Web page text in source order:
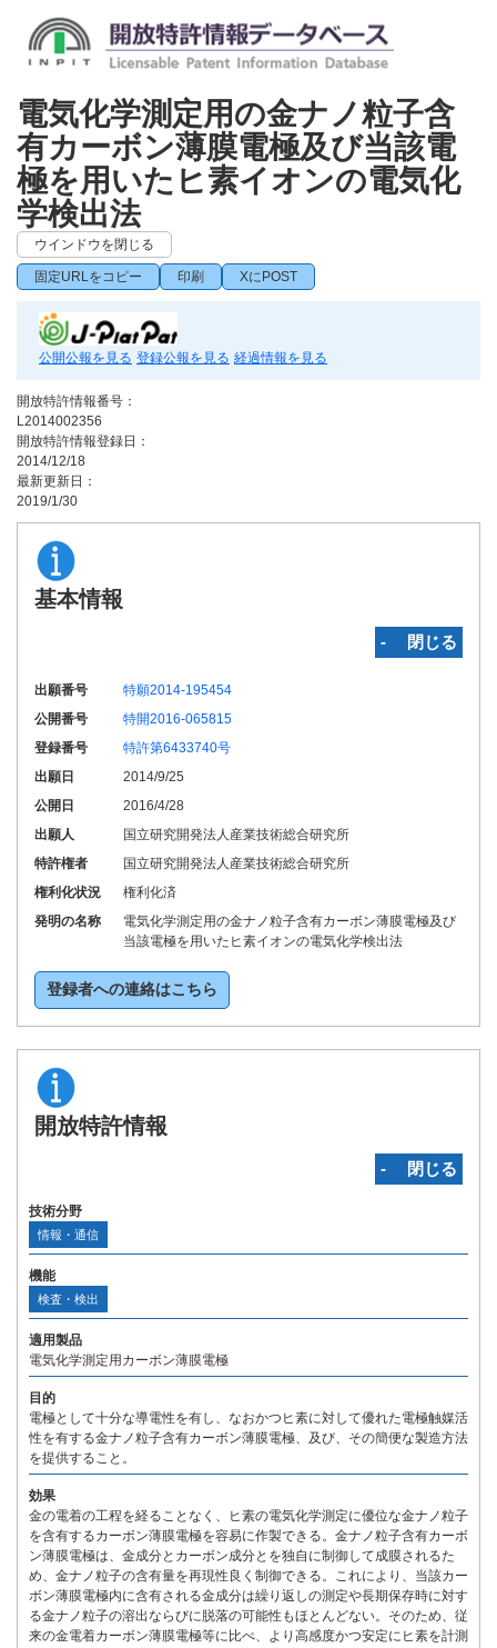
電気化学測定用の金ナノ粒子含
有カーボン薄膜電極及び当該電
極を用いたヒ素イオンの電気化
学検出法
ウインドウを閉じる
固定URLをコピー 印刷 XにPOST
公開公報を見る 登録公報を見る 経過情報を見る
開放特許情報番号：
L2014002356
開放特許情報登録日：
2014/12/18
最新更新日：
2019/1/30
基本情報
‐ 閉じる
出願番号
特願2014-195454
公開番号
特開2016-065815
登録番号
特許第6433740号
出願日
2014/9/25
公開日
2016/4/28
出願人
国立研究開発法人産業技術総合研究所
特許権者
国立研究開発法人産業技術総合研究所
権利化状況
権利化済
発明の名称
電気化学測定用の金ナノ粒子含有カーボン薄膜電極及び
当該電極を用いたヒ素イオンの電気化学検出法
登録者への連絡はこちら
開放特許情報
‐ 閉じる
技術分野
情報・通信
機能
検査・検出
適用製品
電気化学測定用カーボン薄膜電極
目的
電極として十分な導電性を有し、なおかつヒ素に対して優れた電極触媒活
性を有する金ナノ粒子含有カーボン薄膜電極、及び、その簡便な製造方法
を提供すること。
効果
金の電着の工程を経ることなく、ヒ素の電気化学測定に優位な金ナノ粒子
を含有するカーボン薄膜電極を容易に作製できる。金ナノ粒子含有カーボ
ン薄膜電極は、金成分とカーボン成分とを独自に制御して成膜されるた
め、金ナノ粒子の含有量を再現性良く制御できる。これにより、当該カー
ボン薄膜電極内に含有される金成分は繰り返しの測定や長期保存時に対す
る金ナノ粒子の溶出ならびに脱落の可能性もほとんどない。そのため、従
来の金電着カーボン薄膜電極等に比べ、より高感度かつ安定にヒ素を計測